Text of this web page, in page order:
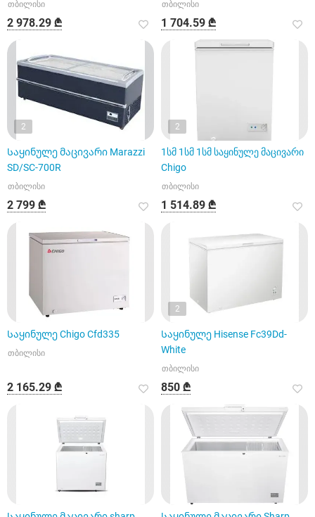
თბილისი
2 978.29 ₾
თბილისი
1 704.59 ₾
2
Საყინულე მაცივარი Marazzi
SD/SC-700R
თბილისი
2 799 ₾
2
1სმ 1სმ 1სმ საყინულე მაცივარი
Chigo
თბილისი
1 514.89 ₾
Საყინულე Chigo Cfd335
თბილისი
2 165.29 ₾
2
Საყინულე Hisense Fc39Dd-
White
თბილისი
850 ₾